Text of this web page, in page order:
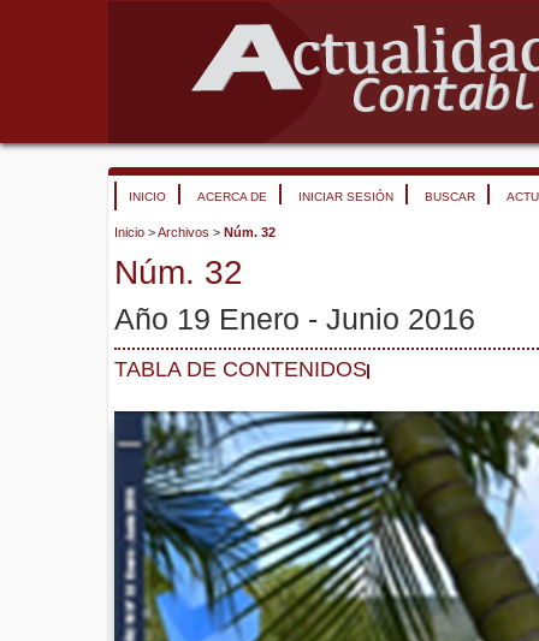
INICIO ACERCA DE INICIAR SESIÓN BUSCAR
Inicio >Archivos > Núm. 32
Núm. 32
Año 19 Enero - Junio 2016
TABLA DE CONTENIDOS